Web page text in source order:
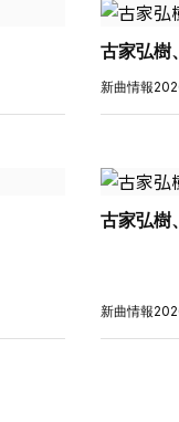
古家弘樹
新曲情報
古家弘樹
新曲情報